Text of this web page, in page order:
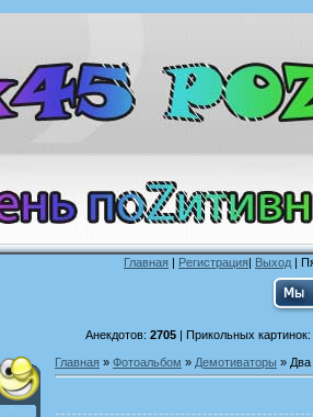
Главная | Регистрация| Выход |
Анекдотов: 2705| Прикольных картинок:
Главная » Фотоальбом » Демотиваторы » Два